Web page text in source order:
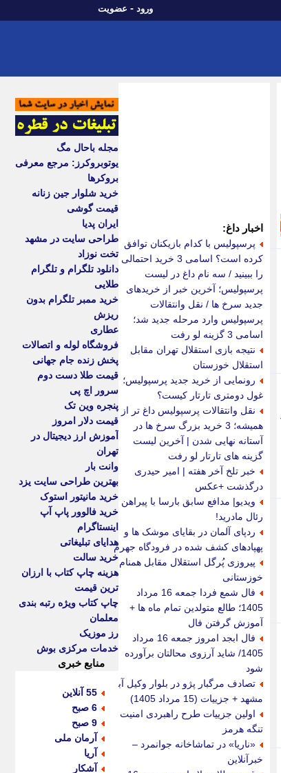
ورود - عضویت
اخبار داغ:
پرسپولیس با کدام بازیکنان توافق
کرده است؟ اسامی 3 خرید احتمالی
را ببینید / سه نام داغ در لیست
پرسپولیس؛ آخرین خبر از خریدهای
جدید سرخ ها / نقل وانتقالات
پرسپولیس وارد مرحله جدید شد؛
اسامی 3 گزینه لو رفت
نتیجه بازی استقلال تهران مقابل
استقلال خوزستان
رونمایی از خرید جدید پرسپولیس؛
غول دومتری تارتار کیست؟
نقل وانتقالات پرسپولیس داغ تر از
همیشه؛ 3 خرید بزرگ سرخ ها در
آستانه نهایی شدن | آخرین لیست
گزینه های تارتار لو رفت
خبر تلخ آخر هفته | امیر حیدری
درگذشت +عکس
ویدیو| مدافع سابق بارسا با پیراهن
رئال مادرید!
ردپای آلمان در بقایای موشک ها و
پهپادهای کشف شده در فرودگاه جهرم
پیروزی پُرگل استقلال مقابل همنام
خوزستانی
فال شمع فردا جمعه 16 مرداد
1405؛ طالع متولدین تمام ماه ها +
آموزش گرفتن فال
فال ابجد امروز جمعه 16 مرداد
1405/ شاید آرزوی محالتان برآورده
شود
تصادف مرگبار پژو در بلوار وکیل آباد
مشهد + جزییات (15 مرداد 1405)
اولین جزییات طرح راهبردی امنیت
تنگه هرمز
«ناریا» در تماشاخانه جوانمرد –
خبرآنلاین
مجله باحال مگ
یوتوبروکرز: مرجع معرفی
بروکرها
خرید شلوار جین زنانه
قیمت گوشی
ایران پدیا
طراحی سایت در مشهد
تخت نوزاد
دانلود تلگرام و تلگرام
طلایی
خرید ممبر تلگرام بدون
ریزش
عطاری
فروشگاه لوله و اتصالات
پخش زنده جام جهانی
قیمت طلا دست دوم
سرور اچ پی
پنجره وین تک
قیمت دلار امروز
آموزش ارز دیجیتال در
تهران
وانت بار
بهترین طراحی سایت یزد
خرید مانیتور استوک
خرید فالوور پاپ آپ
اینستاگرام
هدایای تبلیغاتی
خرید سالت
هزینه چاپ کتاب با ارزان
ترین قیمت
چاپ کتاب ویژه رتبه بندی
معلمان
رز موزیک
خدمات مرکزی بوش
منابع خبری
55 آنلاین
6 صبح
9 صبح
آرمان ملی
آریا
آشکار